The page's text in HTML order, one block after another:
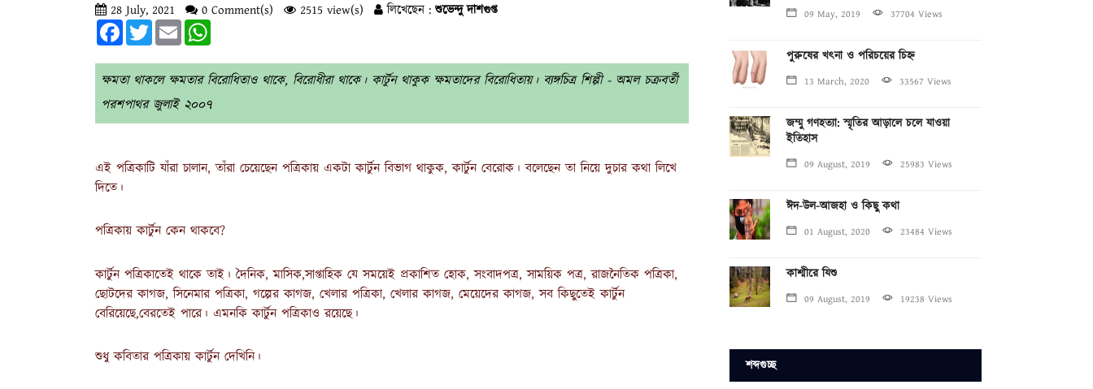
28 July, 2021 0 Comment(s) 2515 view(s) লিখেছেন :শুভেন্দু দাশগুপ্ত
FacebookTwitterEmail
ক্ষমতা থাকলে ক্ষমতার বিরোধিতাও থাকে, বিরোধীরা থাকে। কার্টুন থাকুক ক্ষমতাদের বিরোধিতায়। ব্যঙ্গচিত্র শিল্পী - অমল চক্রবর্তী
পরশপাথর জুলাই ২০০৭
এই পত্রিকাটি যাঁরা চালান, তাঁরা চেয়েছেন পত্রিকায় একটা কার্টুন বিভাগ থাকুক, কার্টুন বেরোক। বলেছেন তা নিয়ে দুচার কথা লিখে
দিতে।
পত্রিকায় কার্টুন কেন থাকবে?
কার্টুন পত্রিকাতেই থাকে তাই। দৈনিক, মাসিক,সাপ্তাহিক যে সময়েই প্রকাশিত হোক, সংবাদপত্র, সাময়িক পত্র, রাজনৈতিক পত্রিকা,
ছোটদের কাগজ, সিনেমার পত্রিকা, গল্পের কাগজ, খেলার পত্রিকা, খেলার কাগজ, মেয়েদের কাগজ, সব কিছুতেই কার্টুন
বেরিয়েছে,বেরতেই পারে। এমনকি কার্টুন পত্রিকাও রয়েছে।
শুধু কবিতার পত্রিকায় কার্টুন দেখিনি।
09 May, 2019 37704 Views
পুরুষের খৎনা ও পরিচয়ের চিহ্ন
13 March, 2020 33567 Views
জম্মু গণহত্যা: স্মৃতির আড়ালে চলে যাওয়া
ইতিহাস
09 August, 2019 25983 Views
ঈদ-উল-আজহা ও কিছু কথা
01 August, 2020 23484 Views
কাশ্মীরে যিশু
09 August, 2019 19238 Views
শব্দগুচ্ছ